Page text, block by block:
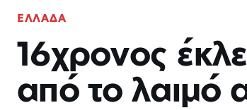
ΕΛΛΑΔΑ
16χρονος
από το λαιμό